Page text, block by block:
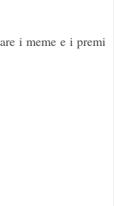
i meme e i premi